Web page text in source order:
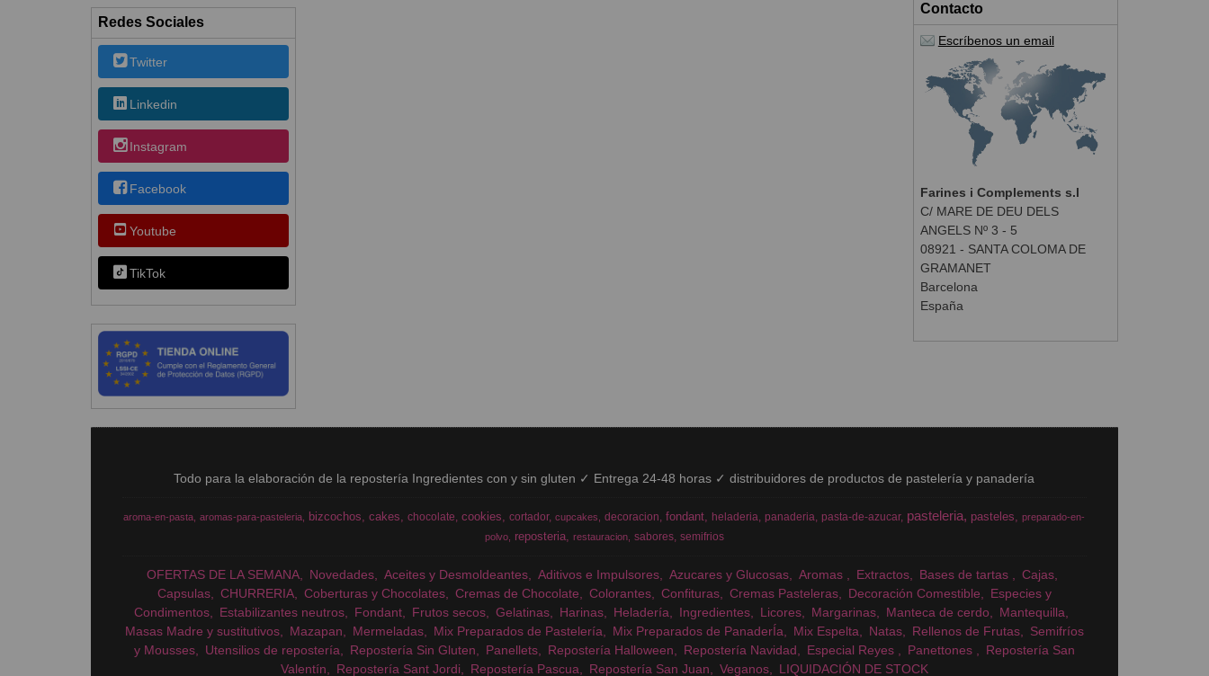
Redes Sociales
Twitter
Linkedin
Instagram
Facebook
Youtube
TikTok
Contacto
Escríbenos un email
Farines i Complements s.l
C/ MARE DE DEU DELS
ANGELS Nº 3 - 5
08921 - SANTA COLOMA DE
GRAMANET
Barcelona
España
Todo para la elaboración de la repostería Ingredientes con y sin gluten ✓ Entrega 24-48 horas ✓ distribuidores de productos de pastelería y panadería
aroma-en-pasta aromas-para-pasteleria bizcochos cakes chocolate cookies cortador cupcakes decoracion fondant heladeria panaderia pasta-de-azucar pasteleria pasteles
preparado-en-
polvo
reposteria restauracion sabores semifrios
OFERTAS DE LA SEMANA Novedades Aceites y Desmoldeantes Aditivos e Impulsores Azucares y Glucosas Aromas Extractos Bases de tartas
Cajas
Capsulas
CHURRERIA Coberturas y Chocolates Cremas de Chocolate Colorantes Confituras Cremas Pasteleras Decoración Comestible
Especies y
Condimentos
Estabilizantes neutros Fondant Frutos secos Gelatinas Harinas Heladería Ingredientes Licores Margarinas Manteca de cerdo
Mantequilla
Masas Madre y sustitutivos
Mazapan Mermeladas Mix Preparados de Pastelería Mix Preparados de PanaderÍa Mix Espelta Natas Rellenos de Frutas
Semifríos
y Mousses
Utensilios de repostería Repostería Sin Gluten Panellets Repostería Halloween Repostería Navidad Especial Reyes Panettones
Repostería San
Valentín
Repostería Sant Jordi Repostería Pascua Repostería San Juan Veganos LIQUIDACIÓN DE STOCK